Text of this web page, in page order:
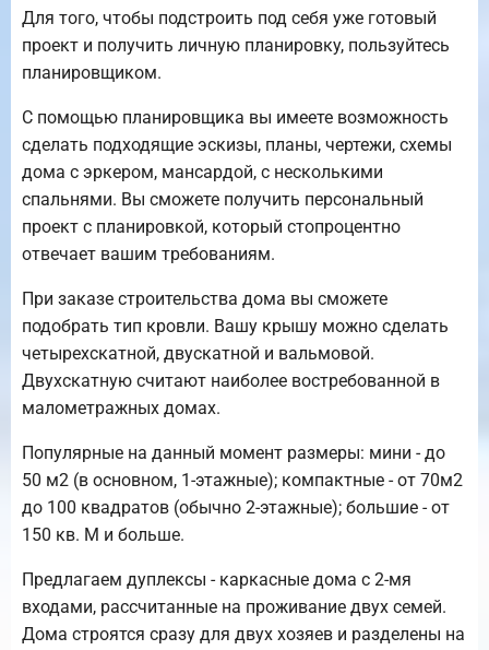
Для того, чтобы подстроить под себя уже готовый
проект и получить личную планировку, пользуйтесь
планировщиком.
С помощью планировщика вы имеете возможность
сделать подходящие эскизы, планы, чертежи, схемы
дома с эркером, мансардой, с несколькими
спальнями. Вы сможете получить персональный
проект с планировкой, который стопроцентно
отвечает вашим требованиям.
При заказе строительства дома вы сможете
подобрать тип кровли. Вашу крышу можно сделать
четырехскатной, двускатной и вальмовой.
Двухскатную считают наиболее востребованной в
малометражных домах.
Популярные на данный момент размеры: мини - до
50 м2 (в основном, 1-этажные); компактные - от 70м2
до 100 квадратов (обычно 2-этажные); большие - от
150 кв. М и больше.
Предлагаем дуплексы - каркасные дома с 2-мя
входами, рассчитанные на проживание двух семей.
Дома строятся сразу для двух хозяев и разделены на